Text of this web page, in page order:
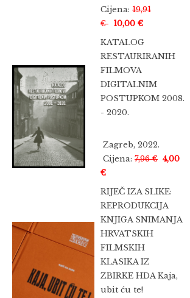
Cijena: 19,91
€ 10,00 €
KATALOG
RESTAURIRANIH
FILMOVA
DIGITALNIM
POSTUPKOM 2008.
- 2020.
Zagreb, 2022.
Cijena: 7,96 € 4,00
€
RIJEČ IZA SLIKE:
REPRODUKCIJA
KNJIGA SNIMANJA
HRVATSKIH
FILMSKIH
KLASIKA IZ
ZBIRKE HDA Kaja,
ubit ću te!